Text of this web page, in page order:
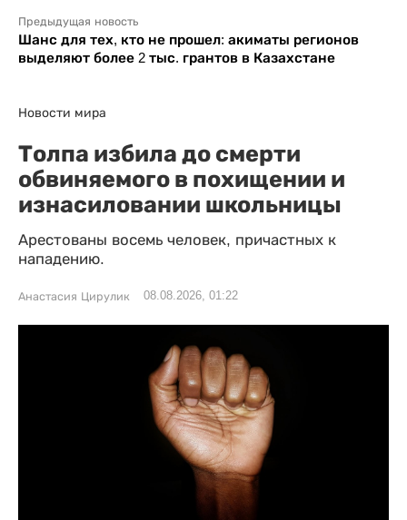
Предыдущая новость
Шанс для тех, кто не прошел: акиматы регионов
выделяют более 2 тыс. грантов в Казахстане
Новости мира
Толпа избила до смерти
обвиняемого в похищении и
изнасиловании школьницы
Арестованы восемь человек, причастных к
нападению.
Анастасия Цирулик 08.08.2026, 01:22